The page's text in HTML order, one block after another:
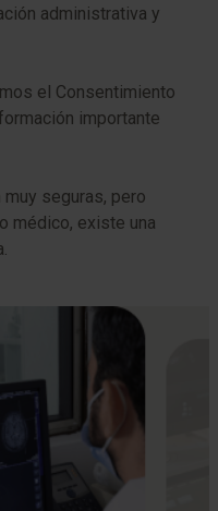
administrativa y
el Consentimiento
importante
seguras, pero
médico, existe una